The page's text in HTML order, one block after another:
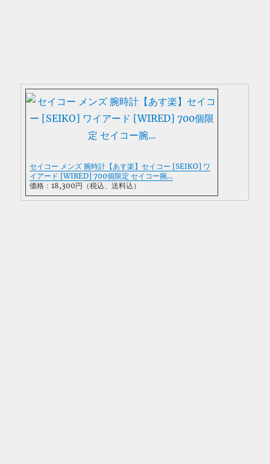
セイコー メンズ 腕時計【あす楽】セイコー [SEIKO] ワ
イアード [WIRED] 700個限定 セイコー腕…
価格：18,300円（税込、送料込）